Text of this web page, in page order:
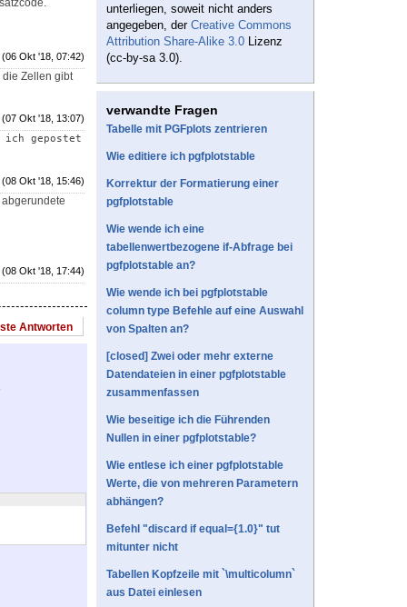
(06 Okt '18, 07:42)
die Zellen gibt
(07 Okt '18, 13:07)
ich gepostet
(08 Okt '18, 15:46)
(08 Okt '18, 17:44)
Antworten
unterliegen, soweit nicht anders
angegeben, der Creative Commons
Attribution Share-Alike 3.0 Lizenz
(cc-by-sa 3.0).
verwandte Fragen
Tabelle mit PGFplots zentrieren
Wie editiere ich pgfplotstable
Korrektur der Formatierung einer
pgfplotstable
Wie wende ich eine
tabellenwertbezogene if-Abfrage bei
pgfplotstable an?
Wie wende ich bei pgfplotstable
column type Befehle auf eine Auswahl
von Spalten an?
[closed] Zwei oder mehr externe
Datendateien in einer pgfplotstable
zusammenfassen
Wie beseitige ich die Führenden
Nullen in einer pgfplotstable?
Wie entlese ich einer pgfplotstable
Werte, die von mehreren Parametern
abhängen?
Befehl "discard if equal={1.0}" tut
mitunter nicht
Tabellen Kopfzeile mit `\multicolumn`
aus Datei einlesen